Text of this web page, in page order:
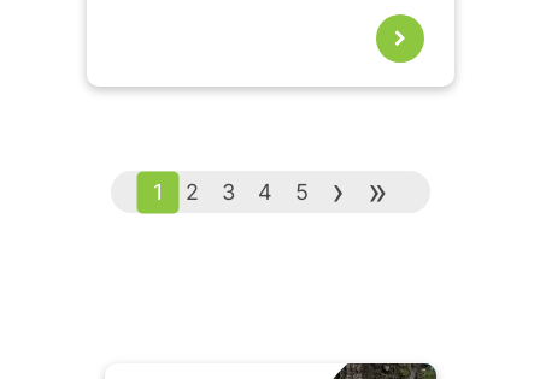
1 2 3 4 5 › »